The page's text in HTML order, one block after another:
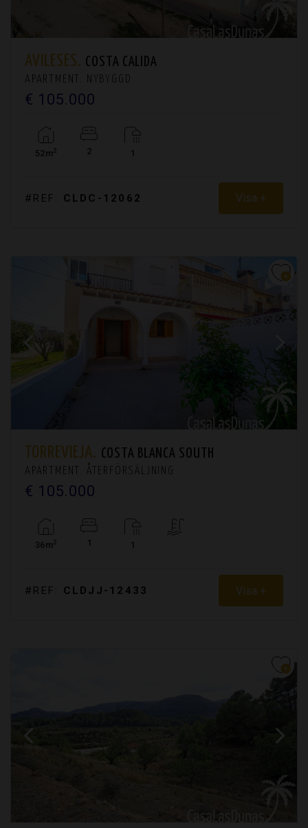
AVILESES. COSTA CALIDA
APARTMENT. NYBYGGD
€ 105.000
52m2 2 1
#REF: CLDC-12062 Visa +
TORREVIEJA. COSTA BLANCA SOUTH
APARTMENT. ÅTERFÖRSÄLJNING
€ 105.000
36m2 1 1
#REF: CLDJJ-12433 Visa +